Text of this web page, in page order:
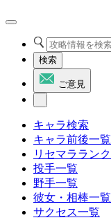
検索
ご意見
キャラ検索
キャラ前後一覧
リセマラランク
投手一覧
野手一覧
彼女・相棒一覧
サクセス一覧